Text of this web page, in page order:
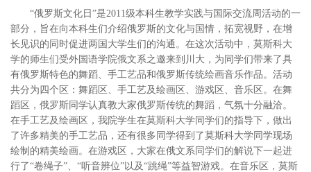
“俄罗斯文化日”是2011级本科生教学实践与国际交流周活动的一
部分，旨在向本科生们介绍俄罗斯的文化与国情，拓宽视野，在增
长见识的同时促进两国大学生们的沟通。在这次活动中，莫斯科大
学的师生们受外国语学院俄文系之邀来到川大，为同学们带来了具
有俄罗斯特色的舞蹈、手工艺品和俄罗斯传统绘画音乐作品。活动
共分为四个区：舞蹈区、手工艺及绘画区、游戏区、音乐区。在舞
蹈区，俄罗斯同学认真教大家俄罗斯传统的舞蹈，气氛十分融洽。
在手工艺及绘画区，我院学生在莫斯科大学同学们的指导下，做出
了许多精美的手工艺品，还有很多同学得到了莫斯科大学同学现场
绘制的精美绘画。在游戏区，大家在俄文系同学们的解说下一起进
行了“卷绳子”、“听音辨位”以及“跳绳”等益智游戏。在音乐区，莫斯